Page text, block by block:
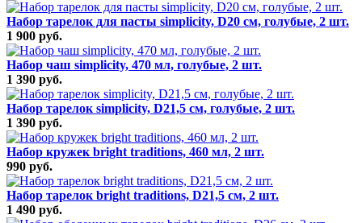
Набор тарелок для пасты simplicity, D20 см, голубые, 2 шт.
1 900 руб.
Набор чаш simplicity, 470 мл, голубые, 2 шт.
1 390 руб.
Набор тарелок simplicity, D21,5 см, голубые, 2 шт.
1 390 руб.
Набор кружек bright traditions, 460 мл, 2 шт.
990 руб.
Набор тарелок bright traditions, D21,5 см, 2 шт.
1 490 руб.